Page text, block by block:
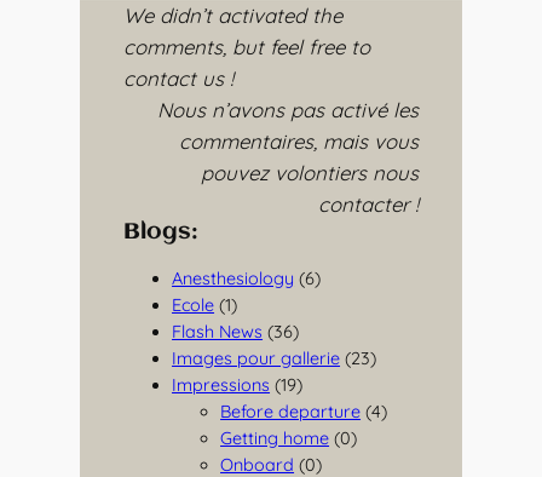
We didn’t activated the
comments, but feel free to
contact us !
Nous n’avons pas activé les
commentaires, mais vous
pouvez volontiers nous
contacter !
Blogs:
Anesthesiology (6)
Ecole (1)
Flash News (36)
Images pour gallerie (23)
Impressions (19)
Before departure (4)
Getting home (0)
Onboard (0)